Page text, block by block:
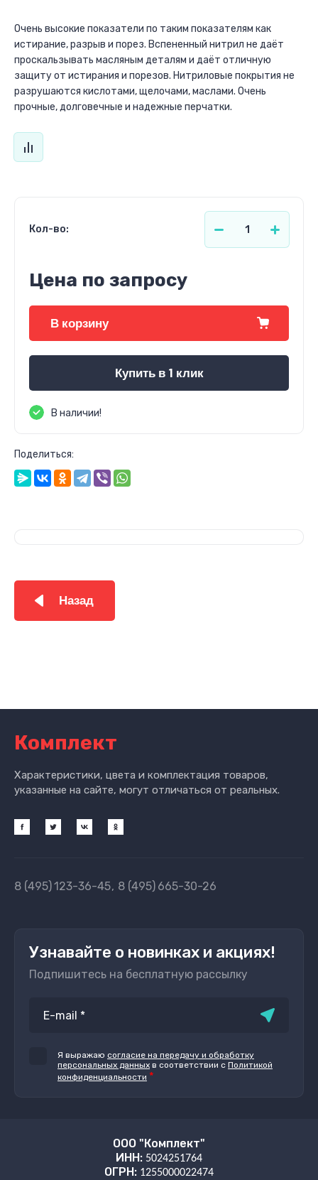
Очень высокие показатели по таким показателям как
истирание, разрыв и порез. Вспененный нитрил не даёт
проскальзывать масляным деталям и даёт отличную
защиту от истирания и порезов. Нитриловые покрытия не
разрушаются кислотами, щелочами, маслами. Очень
прочные, долговечные и надежные перчатки.
Кол-во:
Цена по запросу
В корзину
Купить в 1 клик
В наличии!
Поделиться:
Назад
Комплект
Характеристики, цвета и комплектация товаров,
указанные на сайте, могут отличаться от реальных.
8 (495)123-36-45 8 (495) 665-30-26
Узнавайте о новинках и акциях!
Подпишитесь на бесплатную рассылку
Я выражаю согласие на передачу и обработку
персональных данных в соответствии с Политикой
конфиденциальности *
ООО "Комплект"
ИНН: 5024251764
ОГРН: 1255000022474